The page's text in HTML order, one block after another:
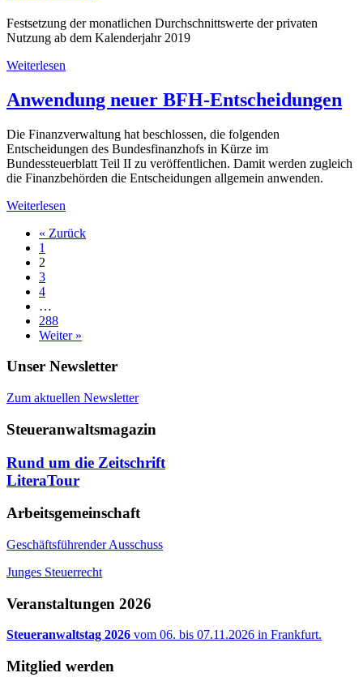
Festsetzung der monatlichen Durchschnittswerte der privaten
Nutzung ab dem Kalenderjahr 2019
Weiterlesen
Anwendung neuer BFH-Entscheidungen
Die Finanzverwaltung hat beschlossen, die folgenden
Entscheidungen des Bundesfinanzhofs in Kürze im
Bundessteuerblatt Teil II zu veröffentlichen. Damit werden zugleich
die Finanzbehörden die Entscheidungen allgemein anwenden.
Weiterlesen
« Zurück
1
2
3
4
…
288
Weiter »
Unser Newsletter
Zum aktuellen Newsletter
Steueranwaltsmagazin
Rund um die Zeitschrift
LiteraTour
Arbeitsgemeinschaft
Geschäftsführender Ausschuss
Junges Steuerrecht
Veranstaltungen 2026
Steueranwaltstag 2026 vom 06. bis 07.11.2026 in Frankfurt.
Mitglied werden